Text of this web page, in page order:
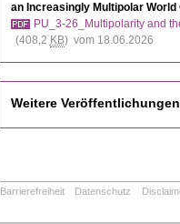
an Increasingly Multipolar World
PU_3-26_Multipolarity and
(408,2 KB) vom 18.06.2026
Weitere Veröffentlichungen
Barrierefreiheit Datenschutz